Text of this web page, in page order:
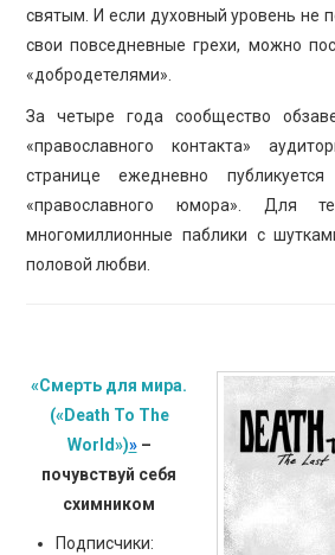
святым. И если духовный уровень не
свои повседневные грехи, можно
«добродетелями».
За четыре года сообщество
«православного контакта»
странице ежедневно
«православного юмора». Для
многомиллионные паблики с
половой любви.
«Смерть для мира.
(«Death To The
World»)»–
почувствуй себя
схимником
Подписчики: